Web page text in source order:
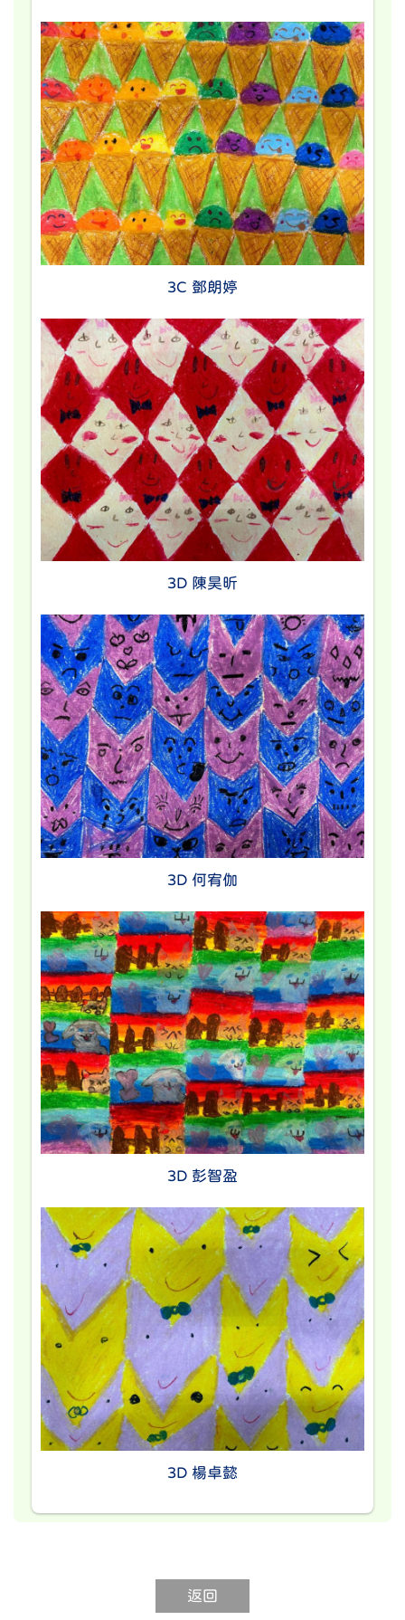
3C 鄧朗婷
3D 陳昊昕
3D 何宥伽
3D 彭智盈
3D 楊卓懿
返回